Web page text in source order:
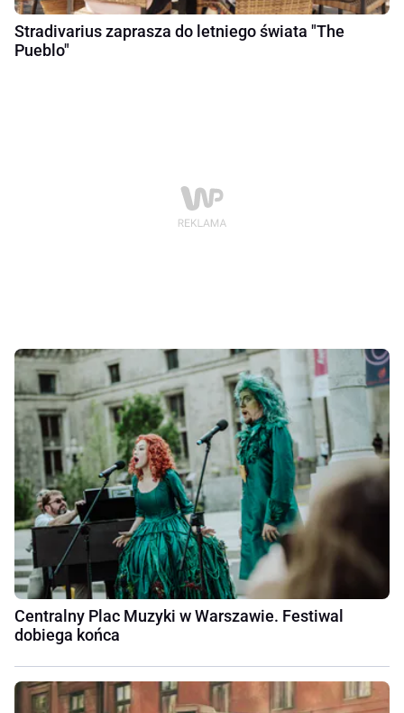
Stradivarius zaprasza do letniego świata "The
Pueblo"
Centralny Plac Muzyki w Warszawie. Festiwal
dobiega końca